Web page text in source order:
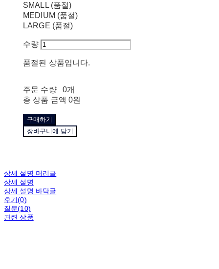
SMALL (품절)
MEDIUM (품절)
LARGE (품절)
수량
품절된 상품입니다.
주문 수량
0개
총 상품 금액 0원
구매하기
장바구니에 담기
상세 설명 머리글
상세 설명
상세 설명 바닥글
후기(0)
질문(10)
관련 상품